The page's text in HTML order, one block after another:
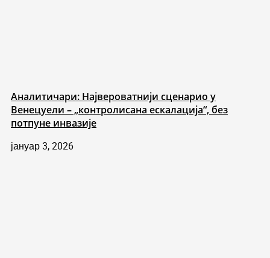
Аналитичари: Највероватнији сценарио у
Венецуели – „контролисана ескалација“, без
потпуне инвазије
јануар 3, 2026